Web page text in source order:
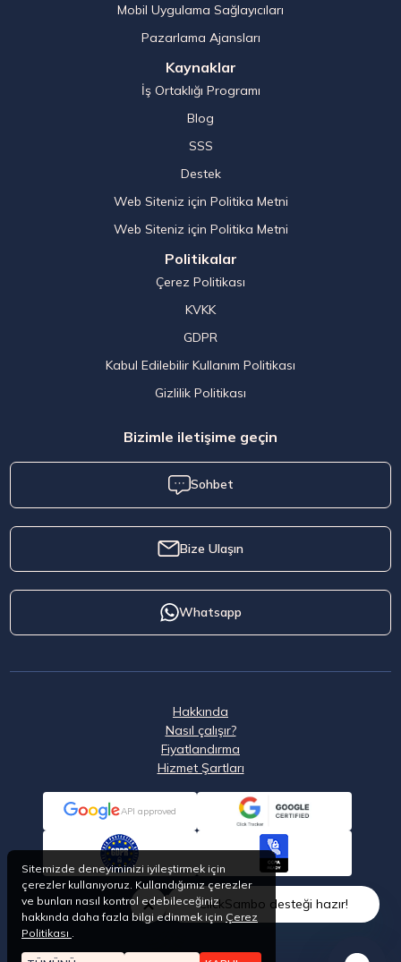
Mobil Uygulama Sağlayıcıları
Pazarlama Ajansları
Kaynaklar
İş Ortaklığı Programı
Blog
SSS
Destek
Web Siteniz için Politika Metni
Web Siteniz için Politika Metni
Politikalar
Çerez Politikası
KVKK
GDPR
Kabul Edilebilir Kullanım Politikası
Gizlilik Politikası
Bizimle iletişime geçin
Sohbet
Bize Ulaşın
Whatsapp
Hakkında
Nasıl çalışır?
Fiyatlandırma
Hizmet Şartları
API approved
ClickSambo desteği hazır!
Sitemizde deneyiminizi iyileştirmek için
çerezler kullanıyoruz. Kullandığımız çerezler
ve bunları nasıl kontrol edebileceğiniz
hakkında daha fazla bilgi edinmek için Çerez
Politikası .